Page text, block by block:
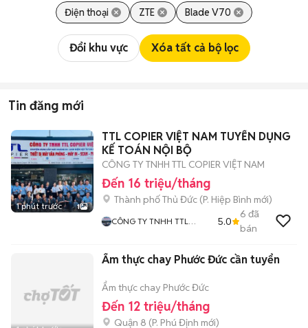
Điện thoại ZTE Blade V70
Đổi khu vực Xóa tất cả bộ lọc
Tin đăng mới
1 phút trước 1
TTL COPIER VIỆT NAM TUYỂN DỤNG
KẾ TOÁN NỘI BỘ
CÔNG TY TNHH TTL COPIER VIỆT NAM
Đến 16 triệu/tháng
Thành phố Thủ Đức (P. Hiệp Bình mới)
CÔNG TY TNHH TTL
5.0
6 đã
bán
Ẩm thực chay Phước Đức cần tuyển
Ẩm thực chay Phước Đức
Đến 12 triệu/tháng
Quận 8 (P. Phú Định mới)